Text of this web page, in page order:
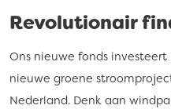
Revolutionair
Ons nieuwe fonds
nieuwe groene
Nederland. Denk aan